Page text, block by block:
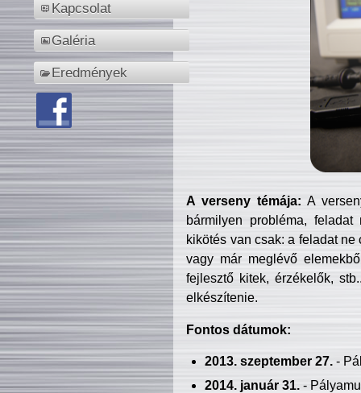
Kapcsolat
Galéria
Eredmények
A verseny témája: A
bármilyen probléma, feladat
kikötés van csak: a feladat
vagy már meglévő
fejlesztő kitek, érzékelők,
elkészítenie.
Fontos dátumok:
2013. szeptember 27.-
2014. január 31.-